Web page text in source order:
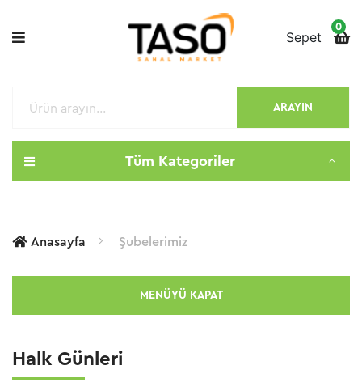
0
Sepet
Tüm Kategoriler
ARAYIN
Anasayfa Şubelerimiz
MENÜYÜ KAPAT
Halk Günleri